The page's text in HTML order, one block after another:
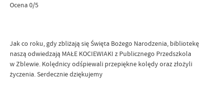
Ocena 0/5
Jak co roku, gdy zbliżają się Święta Bożego Narodzenia, bibliotekę
naszą odwiedzają MAŁE KOCIEWIAKI z Publicznego Przedszkola
w Zblewie. Kolędnicy odśpiewali przepiękne kolędy oraz złożyli
życzenia. Serdecznie dziękujemy